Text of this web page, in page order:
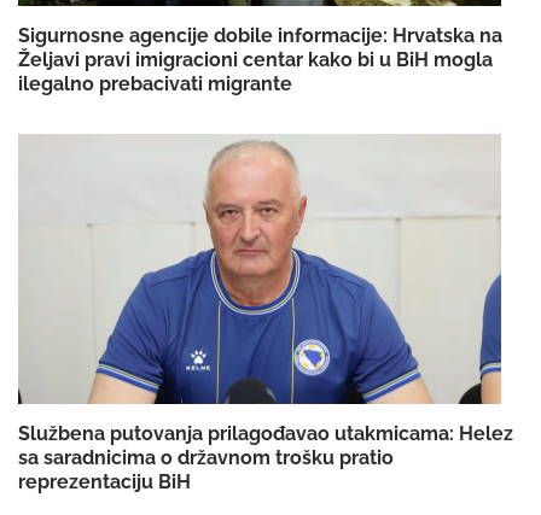
Sigurnosne agencije dobile informacije: Hrvatska na
Željavi pravi imigracioni centar kako bi u BiH mogla
ilegalno prebacivati migrante
Službena putovanja prilagođavao utakmicama: Helez
sa saradnicima o državnom trošku pratio
reprezentaciju BiH